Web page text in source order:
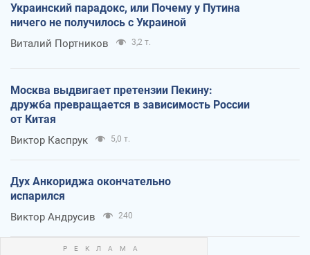
Украинский парадокс, или Почему у Путина
ничего не получилось с Украиной
Виталий Портников 3,2 т.
Москва выдвигает претензии Пекину:
дружба превращается в зависимость России
от Китая
Виктор Каспрук 5,0 т.
Дух Анкориджа окончательно
испарился
Виктор Андрусив 240